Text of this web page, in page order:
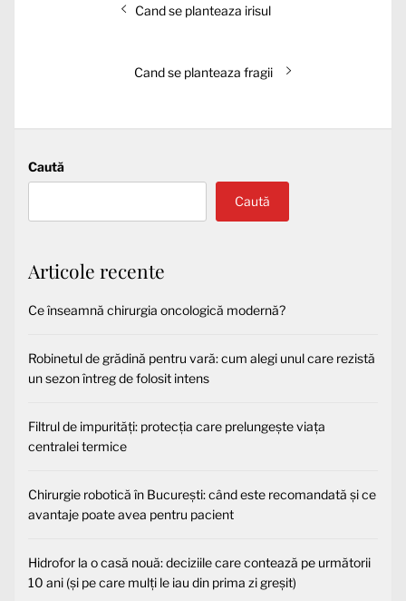
Articolul
Cand se planteaza irisul
Articolul
Cand se planteaza fragii
Caută
Caută
Articole recente
Ce înseamnă chirurgia oncologică modernă?
Robinetul de grădină pentru vară: cum alegi unul care rezistă
un sezon întreg de folosit intens
Filtrul de impurități: protecția care prelungește viața
centralei termice
Chirurgie robotică în București: când este recomandată și ce
avantaje poate avea pentru pacient
Hidrofor la o casă nouă: deciziile care contează pe următorii
10 ani (și pe care mulți le iau din prima zi greșit)